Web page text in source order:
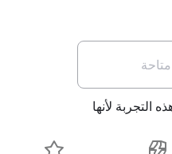
التجربة لأنها